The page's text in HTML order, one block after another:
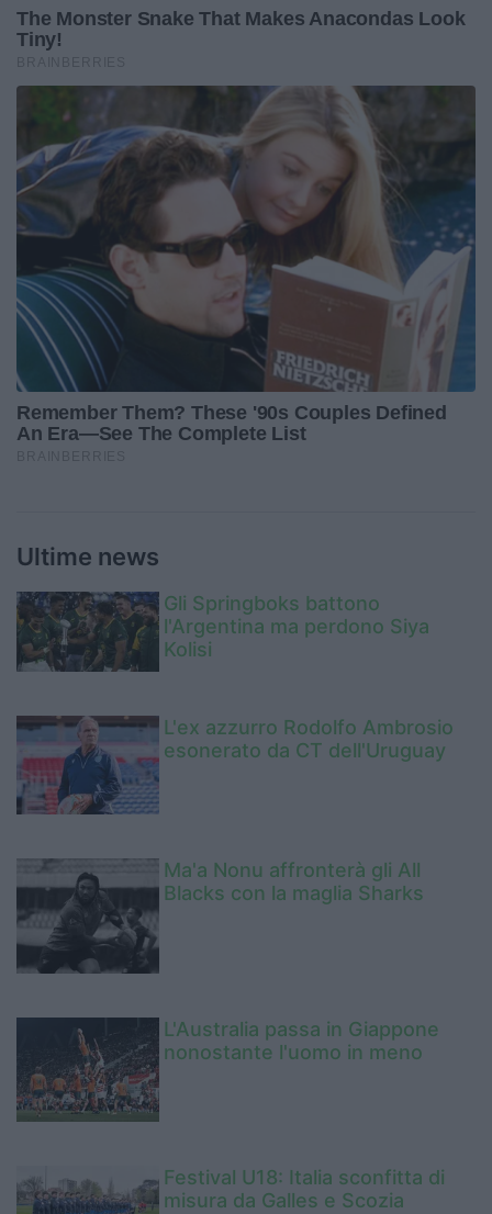
Ultime news
Gli Springboks battono
l'Argentina ma perdono Siya
Kolisi
L'ex azzurro Rodolfo Ambrosio
esonerato da CT dell'Uruguay
Ma'a Nonu affronterà gli All
Blacks con la maglia Sharks
L'Australia passa in Giappone
nonostante l'uomo in meno
Festival U18: Italia sconfitta di
misura da Galles e Scozia